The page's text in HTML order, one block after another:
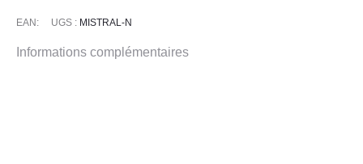
EAN: UGS : MISTRAL-N
Informations complémentaires